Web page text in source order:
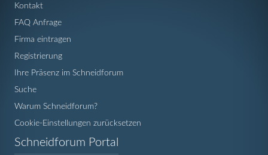
Kontakt
FAQ Anfrage
Firma eintragen
Registrierung
Ihre Präsenz im Schneidforum
Suche
Warum Schneidforum?
Cookie-Einstellungen zurücksetzen
Schneidforum Portal